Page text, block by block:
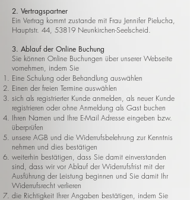
2. Vertragspartner
Ein Vertrag kommt zustande mit Frau Jennifer Pielucha,
Hauptstr. 44, 53819 Neunkirchen-Seelscheid.
3. Ablauf der Online Buchung
Sie können Online Buchungen über unserer Webseite
vornehmen, indem Sie​​
Eine Schulung oder Behandlung auswählen
Einen der freien Termine auswählen
sich als registrierter Kunde anmelden, als neuer Kunde
registrieren oder ohne Anmeldung als Gast buchen
Ihren Namen und Ihre E-Mail Adresse eingeben bzw.
überprüfen
unsere AGB und die Widerrufsbelehrung zur Kenntnis
nehmen und dies bestätigen
weiterhin bestätigen, dass Sie damit einverstanden
sind, dass wir vor Ablauf der Widerrufsfrist mit der
Ausführung der Leistung beginnen und Sie damit Ihr
Widerrufsrecht verlieren
die Richtigkeit Ihrer Angaben bestätigen, indem Sie